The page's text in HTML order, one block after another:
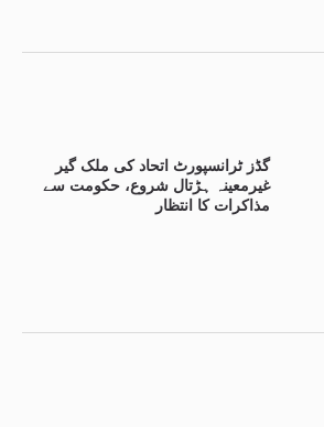
گڈز ٹرانسپورٹ اتحاد کی ملک گیر
غیرمعینہ ہڑتال شروع، حکومت سے
مذاکرات کا انتظار